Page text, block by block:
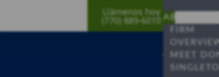
Llámenos hoy
(770) 889-6010 ABOUT
FIRM
MEET